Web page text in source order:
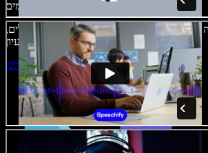
הכול זמין בדפדפן. יוצרי תוכן כבר לא מוגבלים,
התחילו ליצור באולפן